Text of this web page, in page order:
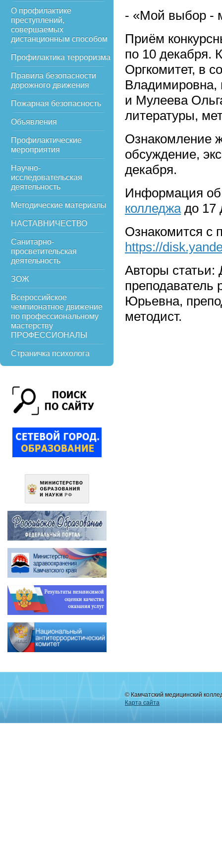
О профилактике
преступлений,
совершаемых
дистанционным способом
Профилактика терроризма
Правила безопасности
дорожного движения
Пожарная безопасность
Объявления
Профилактические
мероприятия
Научно-
исследовательская
деятельность
Методические материалы
НАСТАВНИЧЕСТВО
Санитарно-
просветительская
деятельность
ЗОЖ
Всероссийское
чемпионатное движение
по профессиональному
мастерству
ПРОФЕССИОНАЛЫ
Страничка психолога
- «Мой выбор -
Приём
по 10 декабря.
Оргкомитет, в
Владимировна,
и Мулеева
литературы,
Ознакомление
обсуждение,
декабря.
Информация об
колледжадо 17
Ознакомится с
https://
Авторы
преподаватель
Юрьевна,
методист.
© Камчатский медицинский
Карта сайта